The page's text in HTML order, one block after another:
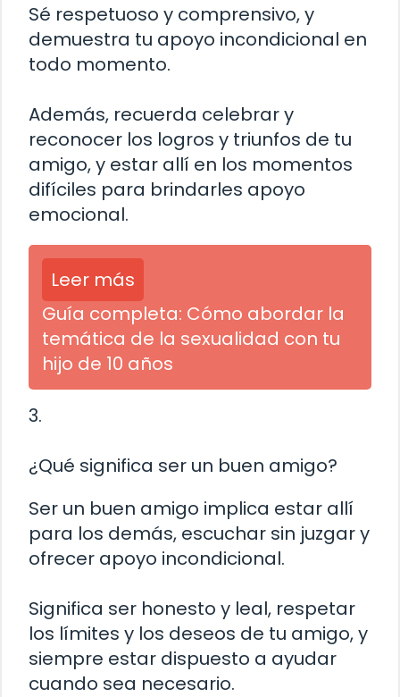
Sé respetuoso y comprensivo, y
demuestra tu apoyo incondicional en
todo momento.
Además, recuerda celebrar y
reconocer los logros y triunfos de tu
amigo, y estar allí en los momentos
difíciles para brindarles apoyo
emocional.
Leer más
Guía completa: Cómo abordar la
temática de la sexualidad con tu
hijo de 10 años
3.
¿Qué significa ser un buen amigo?
Ser un buen amigo implica estar allí
para los demás, escuchar sin juzgar y
ofrecer apoyo incondicional.
Significa ser honesto y leal, respetar
los límites y los deseos de tu amigo, y
siempre estar dispuesto a ayudar
cuando sea necesario.